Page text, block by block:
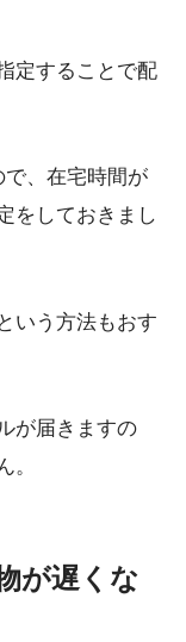
定することで配
、在宅時間が
をしておきまし
いう方法もおす
が届きますの
。
が遅くな